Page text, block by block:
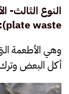
النوع الثالث-
plate waste
):
وهي الأطعمة
أكل البعض وترك